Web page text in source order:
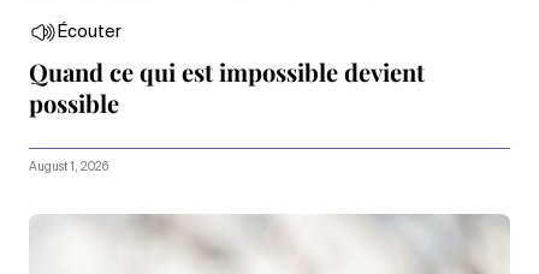
Écouter
Quand ce qui est impossible devient
possible
August 1, 2026